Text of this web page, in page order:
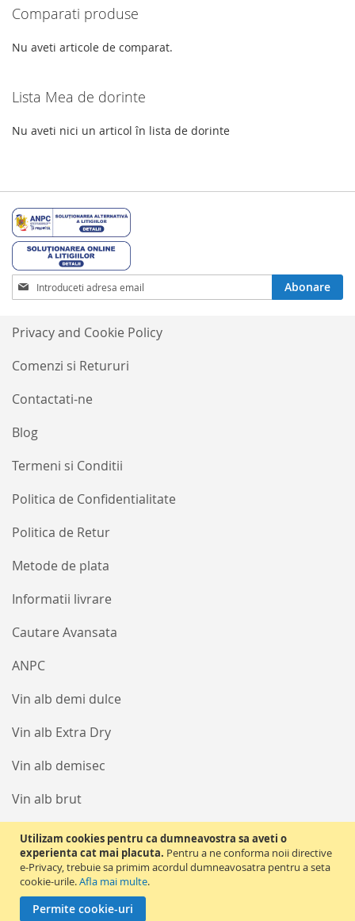
Utilizam cookies pentru ca dumneavostra sa aveti o
experienta cat mai placuta. Pentru a ne conforma noii directive
e-Privacy, trebuie sa primim acordul dumneavosatra pentru a seta
cookie-urile.Afla mai multe.
Permite cookie-uri
cititi
Comparati produse
Nu aveti articole de comparat.
Lista Mea de dorinte
Nu aveti nici un articol în lista de dorinte
Termeni si Conditii
Politica de Confidentialitate
Politica de Retur
Metode de plata
Informatii livrare
Cautare Avansata
ANPC
Vin alb demi dulce
Vin alb Extra Dry
Vin alb demisec
Vin alb brut
Vin alb extra brut
Vin alb sec
Vin alb dulce
Privacy and Cookie Policy
Comenzi si Retururi
Contactati-ne
Blog
Inscrieti-
va
Buletinele
noastre
informative
Abonare